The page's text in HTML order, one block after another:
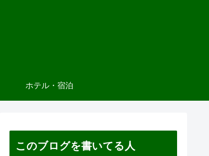
ホテル・宿泊
このブログを書いてる人